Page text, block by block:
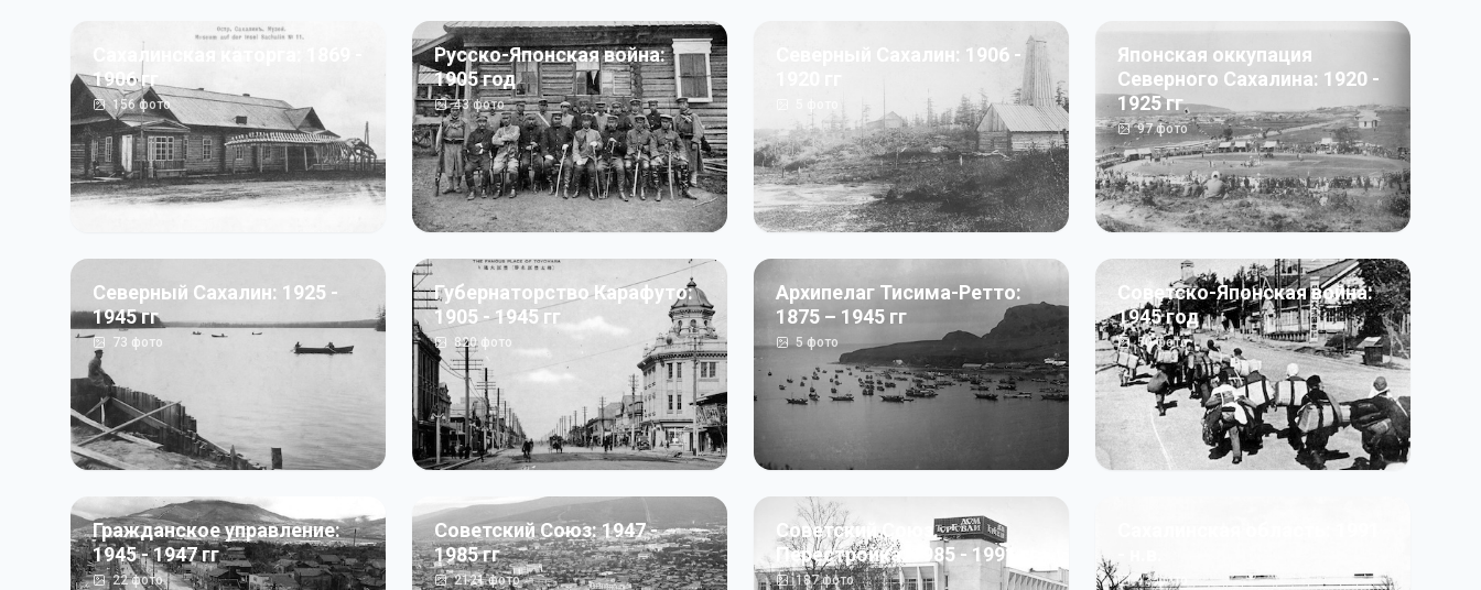
Сахалинская каторга: 1869 -
1906 гг
156фото
Русско-Японская война:
1905 год
43фото
Северный Сахалин: 1906 -
Японская оккупация
Северного Сахалина: 1920 -
1925 гг
97фото
Северный Сахалин: 1925 -
1945 гг
73 фото
Губернаторство Карафуто:
1905 - 1945 гг
820фото
Архипелаг Тисима-Ретто:
1875 – 1945 гг
5фото
Советско-Японская война:
1945 год
50фото
Гражданское управление:
1945 - 1947 гг
22фото
Советский Союз: 1947 -
1985 гг
2121фото
Советский Союз.
Перестройка: 1985 - 1991 гг
187фото 13фото